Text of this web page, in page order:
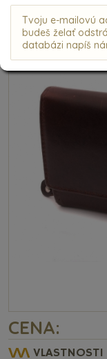
3311425
CENA:
VLASTNOSTI
Tvoju e-mailovú
budeš želať
databázi napíš